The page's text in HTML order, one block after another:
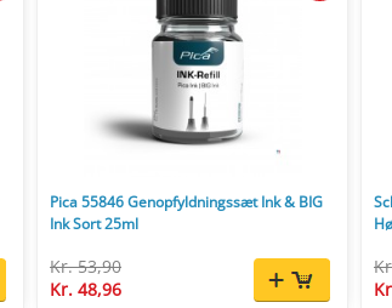
Pica 55846 Genopfyldningssæt Ink & BIG
Ink Sort 25ml
Kr. 53,90
Kr. 48,96